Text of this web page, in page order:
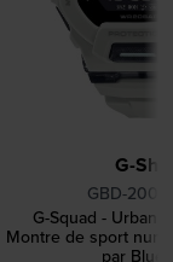
G-
GBD-
G-Squad - Urban
Montre de sport
par